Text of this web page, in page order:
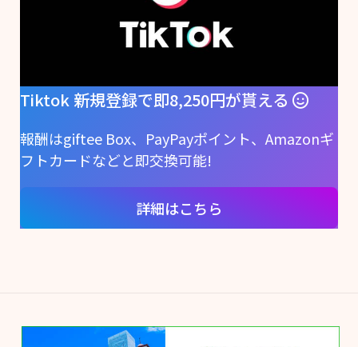
Tiktok 新規登録で即8,250円が貰える
報酬はgiftee Box、PayPayポイント、Amazonギ
フトカードなどと即交換可能!
詳細はこちら